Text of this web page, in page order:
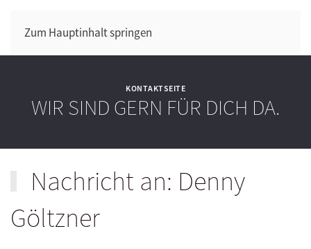
Zum Hauptinhalt springen
KONTAKTSEITE
WIR SIND GERN FÜR DICH DA.
Nachricht an: Denny
Göltzner